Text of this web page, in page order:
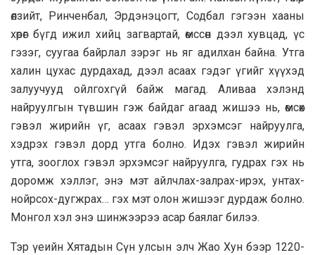
өлзийт, Ринченбал, Эрдэнэцогт, Содбал гэгээн хааны
хөрөг бүгд ижил хийц загвартай, өмссөн дээл хувцад, үс
гэзэг, суугаа байрлал зэрэг нь яг адилхан байна. Утга
халин цухас дурдахад, дээл асаах гэдэг үгийг хүүхэд
залуучууд ойлгохгүй байж магад. Аливаа хэлэнд
найруулгын түвшин гэж байдаг агаад жишээ нь, өмсөх
гэвэл жирийн үг, асаах гэвэл эрхэмсэг найруулга,
хэдрэх гэвэл дорд утга болно. Идэх гэвэл жирийн
утга, зооглох гэвэл эрхэмсэг найруулга, гудрах гэх нь
доромж хэллэг, энэ мэт айлчлах-залрах-ирэх, унтах-
нойрсох-дугжрах… гэх мэт олон жишээг дурдаж болно.
Монгол хэл энэ шинжээрээ асар баялаг билээ.
Тэр үеийн Хятадын Сүн улсын элч Жао Хун бээр 1220-